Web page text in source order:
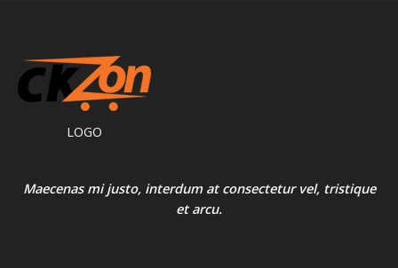
LOGO
Maecenas mi justo, interdum at consectetur vel, tristique
et arcu.